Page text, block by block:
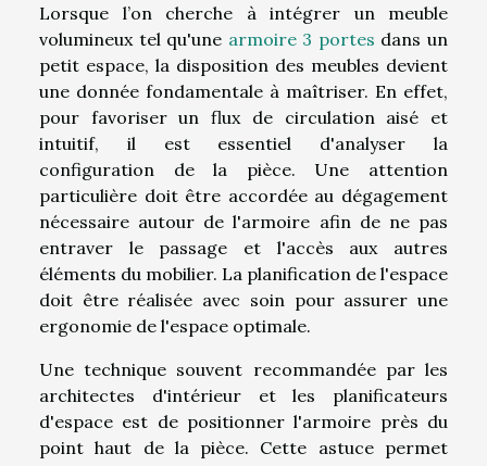
Lorsque l’on cherche à intégrer un meuble
volumineux tel qu'une armoire 3 portes dans un
petit espace, la disposition des meubles devient
une donnée fondamentale à maîtriser. En effet,
pour favoriser un flux de circulation aisé et
intuitif, il est essentiel d'analyser la
configuration de la pièce. Une attention
particulière doit être accordée au dégagement
nécessaire autour de l'armoire afin de ne pas
entraver le passage et l'accès aux autres
éléments du mobilier. La planification de l'espace
doit être réalisée avec soin pour assurer une
ergonomie de l'espace optimale.
Une technique souvent recommandée par les
architectes d'intérieur et les planificateurs
d'espace est de positionner l'armoire près du
point haut de la pièce. Cette astuce permet